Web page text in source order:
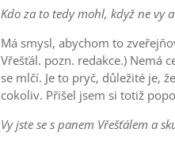
Kdo za to tedy mohl, když ne vy
Má smysl, abychom to
Vřešťál. pozn. redakce.) Nemá
se mlčí. Je to pryč, důležité je,
cokoliv. Přišel jsem si totiž
Vy jste se s panem Vřešťálem a